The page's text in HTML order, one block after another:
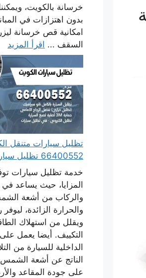
خرسانة بالكويت،
بدون اهتزازات في
امكانية قص خرسانة
السقف ... اقرأ المزيد
تظليل سيارات متنقل
66400552 تظليل سيارة عازل حراري
خدمة تظليل سيارات
المزايا، حيث يساعد
والركاب من أشعة
والحرارة الزائدة، ليوفر
ويقلل من استهلاك
التكييف. أيضا يعمل
الداخلية للسيارة من
الناتج عن أشعة
على جودة المقاعد